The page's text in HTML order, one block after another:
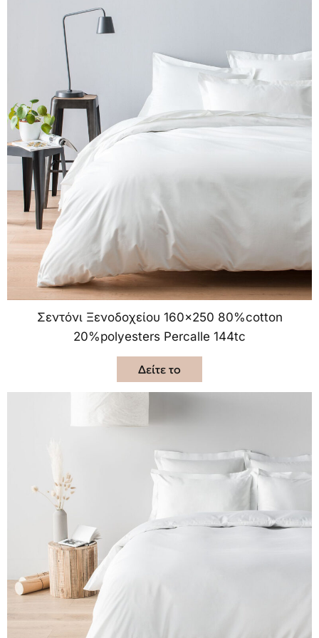
Σεντόνι Ξενοδοχείου 160×250 80%cotton
20%polyesters Percalle 144tc
Δείτε το